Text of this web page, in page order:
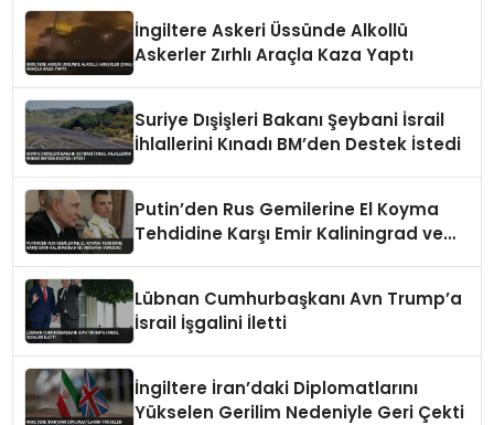
İngiltere Askeri Üssünde Alkollü
Askerler Zırhlı Araçla Kaza Yaptı
Suriye Dışişleri Bakanı Şeybani İsrail
İhlallerini Kınadı BM’den Destek İstedi
Putin’den Rus Gemilerine El Koyma
Tehdidine Karşı Emir Kaliningrad ve
Lübnan Cumhurbaşkanı Avn Trump’a
İsrail İşgalini İletti
İngiltere İran’daki Diplomatlarını
Yükselen Gerilim Nedeniyle Geri Çekti